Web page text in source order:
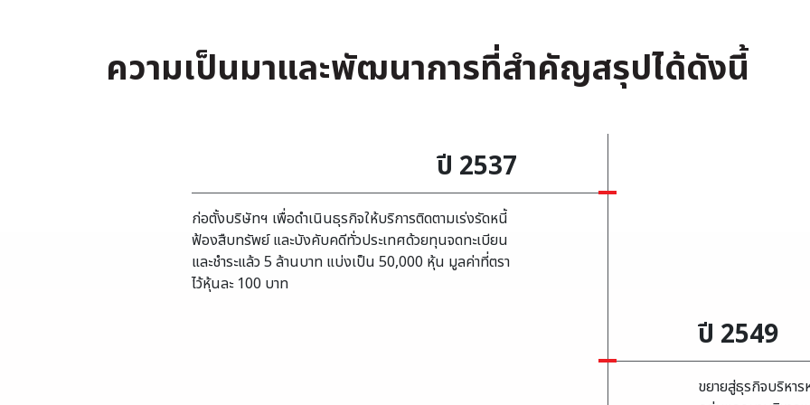
ความเป็นมาและพัฒนาการที่สำคัญสรุปได้ดังนี้
ปี 2537
ก่อตั้งบริษัทฯ เพื่อดำเนินธุรกิจให้บริการติดตามเร่งรัดหนี้
ฟ้องสืบทรัพย์ และบังคับคดีทั่วประเทศด้วยทุนจดทะเบียน
และชำระแล้ว 5 ล้านบาท แบ่งเป็น 50,000 หุ้น มูลค่าที่ตรา
ไว้หุ้นละ 100 บาท
ปี 2549
ขยายสู่ธุรกิจบริห